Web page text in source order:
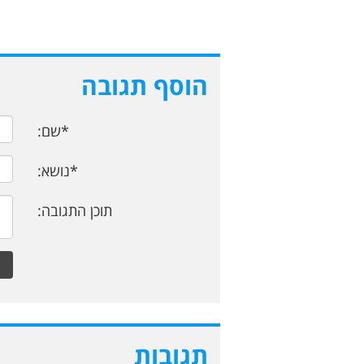
הוסף תגובה
*שם:
*נושא:
תוכן התגובה:
תגובות